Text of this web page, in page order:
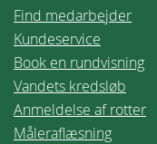
Find medarbejder
Kundeservice
Book en rundvisning
Vandets kredsløb
Anmeldelse af rotter
Måleraflæsning